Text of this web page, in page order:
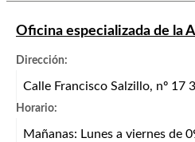
Oficina especializada de la
Dirección:
Calle Francisco Salzillo, nº 17
Horario:
Mañanas: Lunes a viernes de